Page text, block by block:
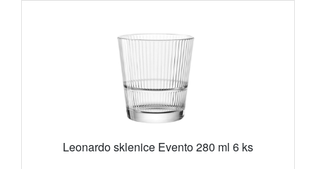
Leonardo sklenice Evento 280 ml 6 ks